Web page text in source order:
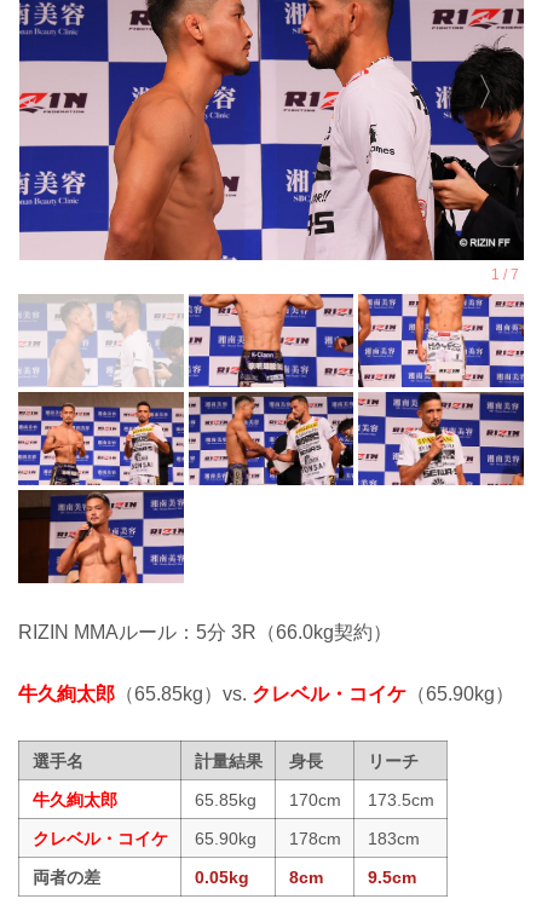
RIZIN MMAルール：5分 3R（66.0kg契約）
牛久絢太郎 （65.85kg）vs. クレベル・コイケ （65.90kg）
選手名 計量結果 身長
リーチ
牛久絢太郎
65.85kg 170cm
173.5cm
クレベル・コイケ
65.90kg 178cm
183cm
両者の差
0.05kg 8cm 9.5cm